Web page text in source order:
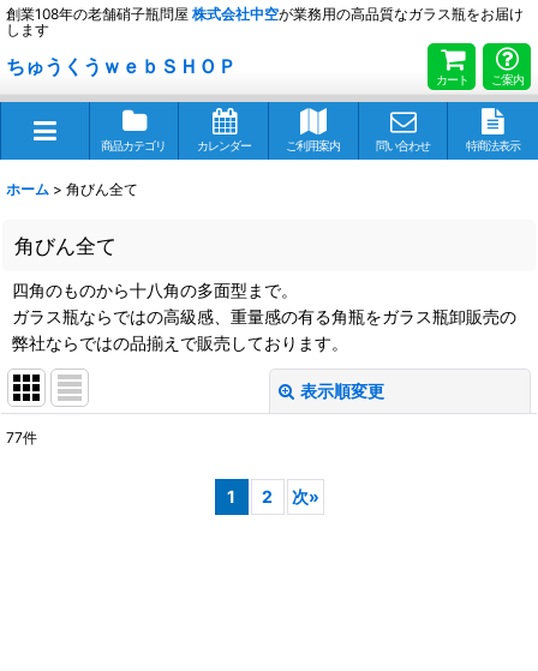
創業108年の老舗硝子瓶問屋 株式会社中空が業務用の高品質なガラス瓶をお届け
します
ちゅうくうｗｅｂＳＨＯＰ
カート ご案内
商品カテゴリ カレンダー ご利用案内 問い合わせ 特商法表示
ホーム > 角びん全て
角びん全て
四角のものから十八角の多面型まで。
ガラス瓶ならではの高級感、重量感の有る角瓶をガラス瓶卸販売の
弊社ならではの品揃えで販売しております。
表示順変更
77件
1 2 次»